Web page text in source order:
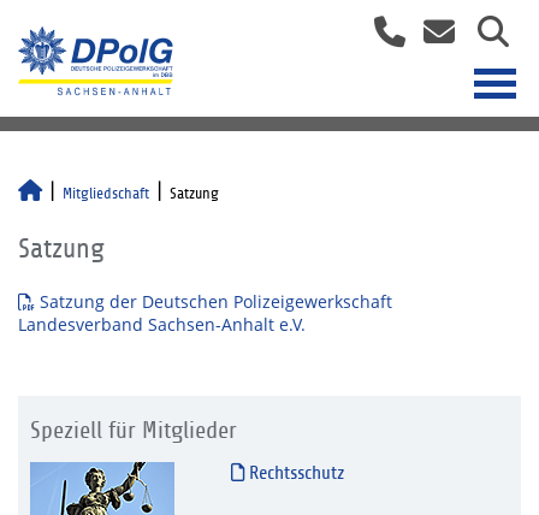
Mitgliedschaft Satzung
Satzung
Satzung der Deutschen Polizeigewerkschaft
Landesverband Sachsen-Anhalt e.V.
Speziell für Mitglieder
Rechtsschutz